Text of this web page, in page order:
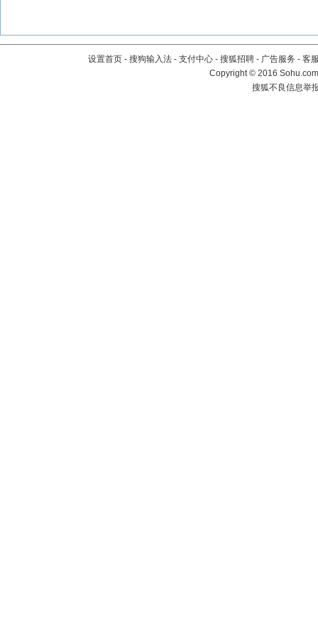
设置首页 - 搜狗输入法 - 支付中心 - 搜狐招聘 - 广告服务 - 客
Copyright©2016
搜狐不良信息举